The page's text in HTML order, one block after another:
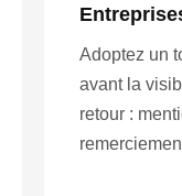
Adoptez un
avant la
retour :